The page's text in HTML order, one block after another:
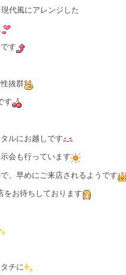
代風にアレンジした
す
抜群
す
ルにお越しです
会も行っています
、早めにご来店されるようです
をお待ちしております
チに